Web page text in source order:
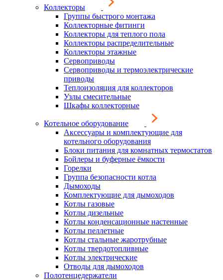
Коллекторы
Группы быстрого монтажа
Коллекторные фитинги
Коллекторы для теплого пола
Коллекторы распределительные
Коллекторы этажные
Сервоприводы
Сервоприводы и термоэлектрические
приводы
Теплоизоляция для коллекторов
Узлы смесительные
Шкафы коллекторные
Котельное оборудование
Аксессуары и комплектующие для
котельного оборудования
Блоки питания для комнатных термостатов
Бойлеры и буферные ёмкости
Горелки
Группа безопасности котла
Дымоходы
Комплектующие для дымоходов
Котлы газовые
Котлы дизельные
Котлы конденсационные настенные
Котлы пеллетные
Котлы стальные жаротрубные
Котлы твердотопливные
Котлы электрические
Отводы для дымоходов
Полотенцедержатели